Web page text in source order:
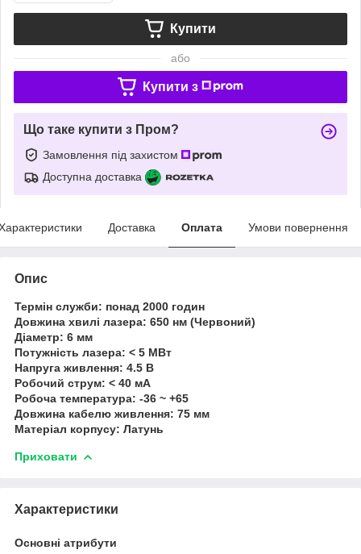
Купити
або
Купити з
Що таке купити з Пром?
Замовлення під захистом
Доступна доставка
Доставка Оплата Умови повернення
Опис
Термін служби: понад 2000 годин
Довжина хвилі лазера: 650 нм (Червоний)
Діаметр: 6 мм
Потужність лазера: < 5 МВт
Напруга живлення: 4.5 В
Робочий струм: < 40 мА
Робоча температура: -36 ~ +65
Довжина кабелю живлення: 75 мм
Матеріал корпусу: Латунь
Приховати
Характеристики
Основні атрибути